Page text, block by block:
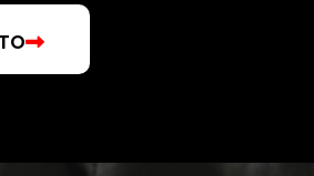
Features/feature-
line
TO